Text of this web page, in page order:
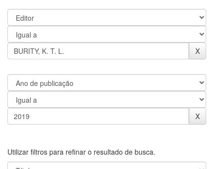
Utilizar filtros para refinar o resultado de busca.